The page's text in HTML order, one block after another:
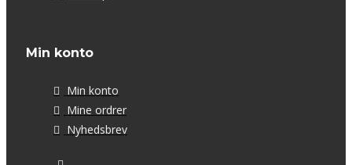
Min konto
Min konto
Mine ordrer
Nyhedsbrev